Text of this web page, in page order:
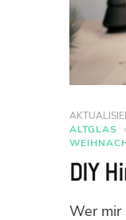
ALTGLAS
DIY
Wer mir